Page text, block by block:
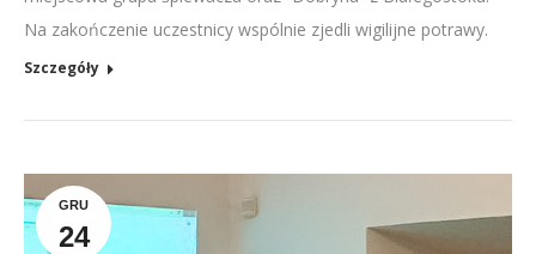
Na zakończenie uczestnicy wspólnie zjedli wigilijne potrawy.
Szczegóły
GRU
24